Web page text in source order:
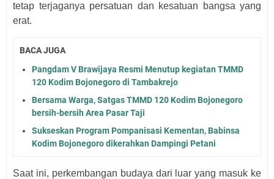
tetap terjaganya persatuan dan kesatuan bangsa yang
erat.
BACA JUGA
Pangdam V Brawijaya Resmi Menutup kegiatan TMMD
120 Kodim Bojonegoro di Tambakrejo
Bersama Warga, Satgas TMMD 120 Kodim Bojonegoro
bersih-bersih Area Pasar Taji
Sukseskan Program Pompanisasi Kementan, Babinsa
Kodim Bojonegoro dikerahkan Dampingi Petani
Saat ini, perkembangan budaya dari luar yang masuk ke